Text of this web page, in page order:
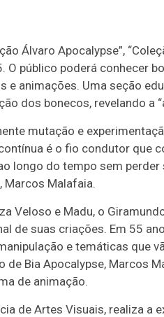
Álvaro Apocalypse”,
O público poderá conhecer
animações. Uma seção
dos bonecos, revelando a
mutação e
é o fio condutor que
longo do tempo sem
Marcos Malafaia.
Veloso e Madu, o
de suas criações. Em 55
e temáticas que
Bia Apocalypse, Marcos
de animação.
de Artes Visuais, realiza a